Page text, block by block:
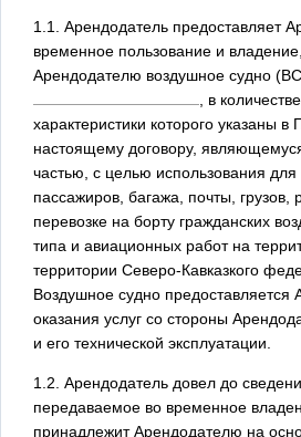
1.1. Арендодатель предоставляет
временное пользование и
Арендодателю воздушное судно
, в количестве
характеристики которого указаны
настоящему договору,
частью, с целью использования
пассажиров, багажа, почты, грузов,
перевозке на борту гражданских
типа и авиационных работ на
территории Северо-Кавказкого
Воздушное судно предоставляется
оказания услуг со стороны
и его технической эксплуатации.
1.2. Арендодатель довел до
передаваемое во временное
принадлежит Арендодателю на